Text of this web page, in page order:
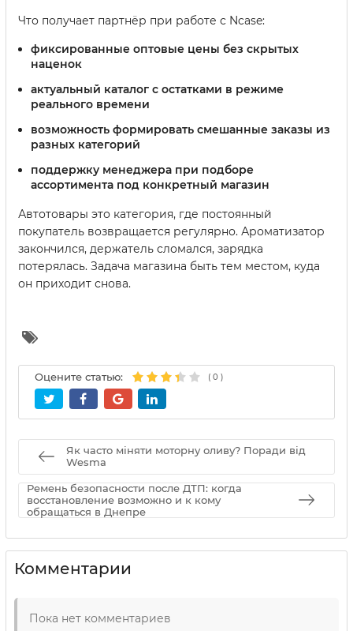
Что получает партнёр при работе с Ncase:
фиксированные оптовые цены без скрытых
наценок
актуальный каталог с остатками в режиме
реального времени
возможность формировать смешанные заказы из
разных категорий
поддержку менеджера при подборе
ассортимента под конкретный магазин
Автотовары это категория, где постоянный
покупатель возвращается регулярно. Ароматизатор
закончился, держатель сломался, зарядка
потерялась. Задача магазина быть тем местом, куда
он приходит снова.
Оцените статью: ( 0 )
Як часто міняти моторну оливу? Поради від
Wesma
Ремень безопасности после ДТП: когда
восстановление возможно и к кому
обращаться в Днепре
Комментарии
Пока нет комментариев